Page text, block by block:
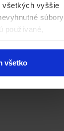
všetkých vyššie
súbory
používané,
všetko